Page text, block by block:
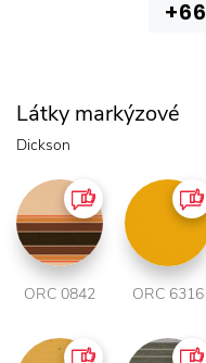
Látky markýzové
Dickson
ORC 0842 ORC 6316